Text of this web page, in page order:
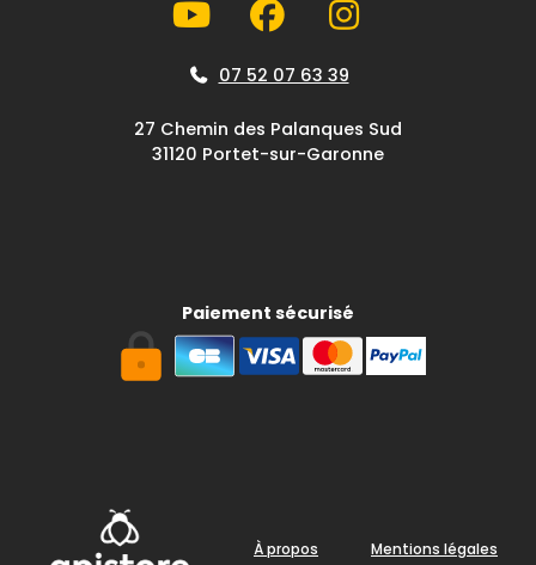
07 52 07 63 39
27 Chemin des Palanques Sud
31120 Portet-sur-Garonne
Paiement sécurisé
À propos Mentions légales